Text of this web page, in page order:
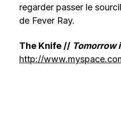
regarder passer le
de Fever Ray.
The Knife // Tomorrow
http://